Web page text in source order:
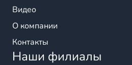
Видео
О компании
Контакты
Наши филиалы